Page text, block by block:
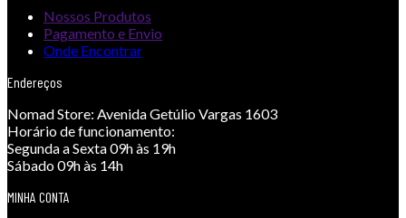
Nossos Produtos
Pagamento e Envio
Onde Encontrar
Endereços
Nomad Store: Avenida Getúlio Vargas 1603
Horário de funcionamento:
Segunda a Sexta 09h às 19h
Sábado 09h às 14h
MINHA CONTA